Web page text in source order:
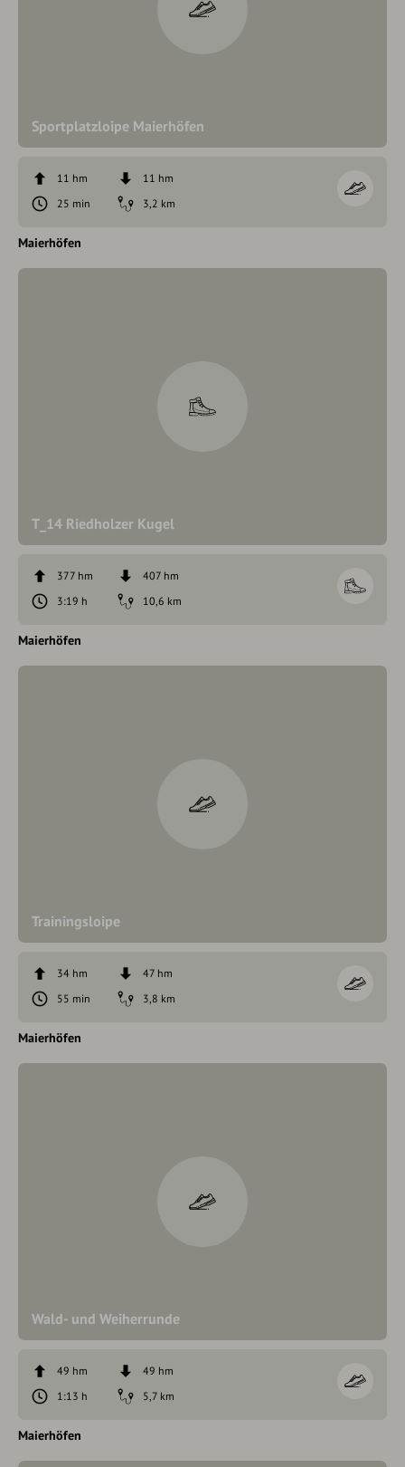
Sportplatzloipe Maierhöfen
11 hm
11 hm
25 min
3,2 km
Maierhöfen
T_14 Riedholzer Kugel
377 hm
407 hm
3:19 h
10,6 km
Maierhöfen
Trainingsloipe
34 hm
47 hm
55 min
3,8 km
Maierhöfen
Wald- und Weiherrunde
49 hm
49 hm
1:13 h
5,7 km
Maierhöfen